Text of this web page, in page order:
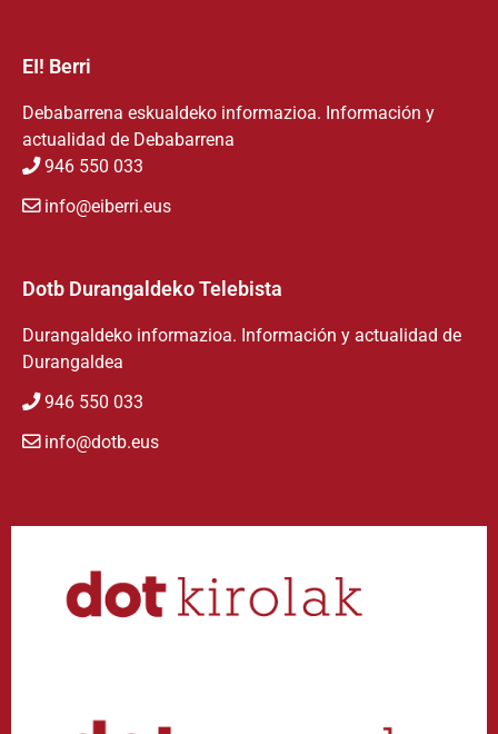
EI! Berri
Debabarrena eskualdeko informazioa. Información y
actualidad de Debabarrena
946 550 033
info@eiberri.eus
Dotb Durangaldeko Telebista
Durangaldeko informazioa. Información y actualidad de
Durangaldea
946 550 033
info@dotb.eus